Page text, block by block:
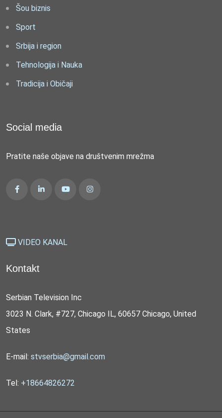
Šou biznis
Sport
Srbija i region
Tehnologija i Nauka
Tradicija i Običaji
Social media
Pratite naše objave na društvenim mrežma
VIDEO KANAL
Kontakt
Serbian Television Inc
3023 N. Clark, #727, Chicago IL, 60657 Chicago, United
States
E-mail: stvserbia@gmail.com
Tel: +18664826272